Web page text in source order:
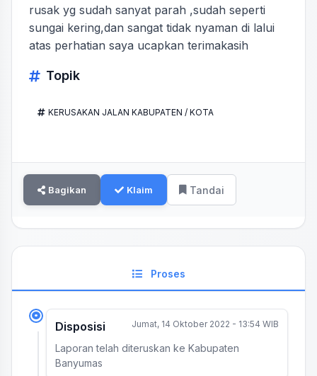
rusak yg sudah sanyat parah ,sudah seperti
sungai kering,dan sangat tidak nyaman di lalui
atas perhatian saya ucapkan terimakasih
Topik
KERUSAKAN JALAN KABUPATEN / KOTA
Bagikan Klaim Tandai
Proses
Disposisi Jumat, 14 Oktober 2022 - 13:54 WIB
Laporan telah diteruskan ke Kabupaten
Banyumas